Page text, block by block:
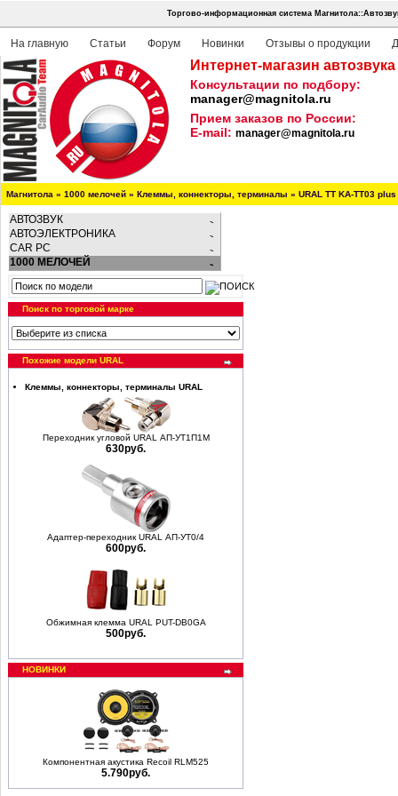
Торгово-информационная система
На главную Статьи Форум Новинки Отзывы о продукции
Интернет-магазин
Консультации по подбору:
manager@magnitola.ru
Прием заказов по России:
E-mail: manager@magnitola.ru
Магнитола » 1000 мелочей » Клеммы, коннекторы, терминалы » URAL TT KA-TT03 plus
АВТОЗВУК
АВТОЭЛЕКТРОНИКА
CAR PC
1000 МЕЛОЧЕЙ
Поиск по торговой марке
Похожие модели URAL
Клеммы, коннекторы, терминалы URAL
Переходник угловой URAL АП-УТ1П1М
630руб.
Адаптер-переходник URAL АП-УТ0/4
600руб.
Обжимная клемма URAL PUT-DB0GA
500руб.
НОВИНКИ
Компонентная акустика Recoil RLM525
5.790руб.